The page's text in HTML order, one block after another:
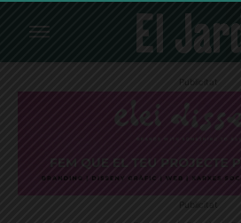
Publicitat
Publicitat